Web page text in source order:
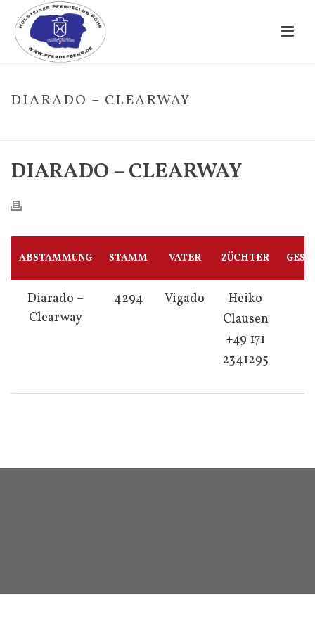
DIARADO – CLEARWAY
DIARADO – CLEARWAY
ABSTAMMUNG STAMM VATER ZÜCHTER
Diarado –
Clearway
4294 Vigado
Heiko
Clausen
+49 171
2341295